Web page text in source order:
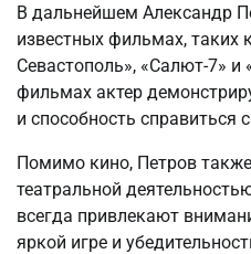
В дальнейшем Александр
известных фильмах, таких
Севастополь», «Салют-7» и
фильмах актер
и способность
Помимо кино, Петров
театральной
всегда привлекают
яркой игре и